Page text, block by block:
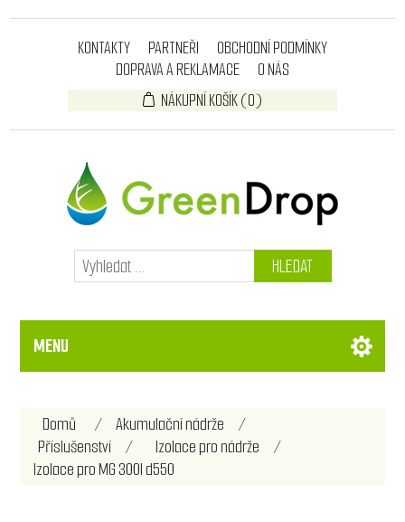
KONTAKTY PARTNEŘI
OBCHODNÍ PODMÍNKY
DOPRAVA A REKLAMACE
O NÁS
NÁKUPNÍ KOŠÍK(0)
HLEDAT
MENU
Domů / Akumulační nádrže
/
Příslušenství
/ Izolace pro nádrže
/
Izolace pro MG 300l d550